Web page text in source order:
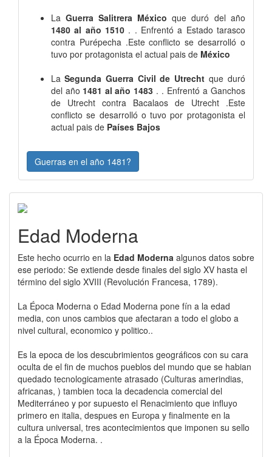
La Guerra Salitrera México que duró del año
1480 al año 1510 . . Enfrentó a Estado tarasco
contra Purépecha .Este conflicto se desarrolló o
tuvo por protagonista el actual pais de México
La Segunda Guerra Civil de Utrecht que duró
del año 1481 al año 1483 . . Enfrentó a Ganchos
de Utrecht contra Bacalaos de Utrecht .Este
conflicto se desarrolló o tuvo por protagonista el
actual pais de Países Bajos
Guerras en el año 1481?
Edad Moderna
Este hecho ocurrio en la Edad Moderna algunos datos sobre
ese periodo: Se extiende desde finales del siglo XV hasta el
término del siglo XVIII (Revolución Francesa, 1789).
La Época Moderna o Edad Moderna pone fín a la edad
media, con unos cambios que afectaran a todo el globo a
nivel cultural, economico y politico..
Es la epoca de los descubrimientos geográficos con su cara
oculta de el fin de muchos pueblos del mundo que se habian
quedado tecnologicamente atrasado (Culturas amerindias,
africanas, ) tambien toca la decadencia comercial del
Mediterráneo y por supuesto el Renacimiento que influyo
primero en italia, despues en Europa y finalmente en la
cultura universal, tres acontecimientos que imponen su sello
a la Época Moderna. .